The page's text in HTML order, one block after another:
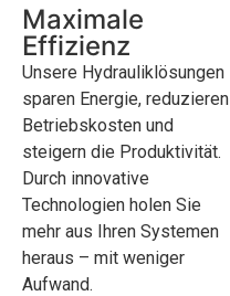
Maximale
Effizienz
Unsere Hydrauliklösungen
sparen Energie, reduzieren
Betriebskosten und
steigern die Produktivität.
Durch innovative
Technologien holen Sie
mehr aus Ihren Systemen
heraus – mit weniger
Aufwand.